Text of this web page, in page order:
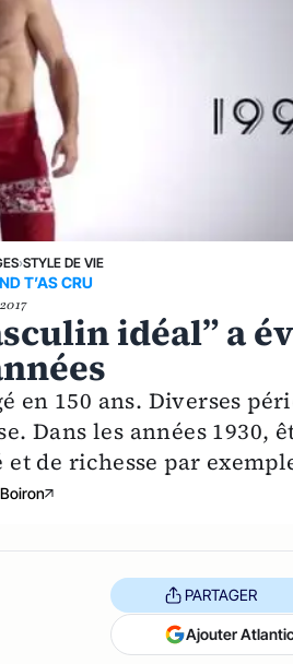
›STYLE DE VIE
T’AS CRU
idéal” a
en 150 ans. Diverses
Dans les années 1930,
de richesse par
PARTAGER
Ajouter